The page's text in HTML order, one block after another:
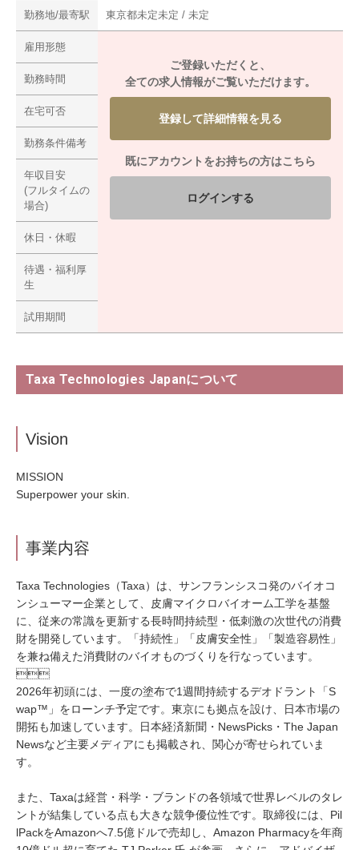
勤務地/最寄駅 東京都未定未定 / 未定
雇用形態
勤務時間
在宅可否
勤務条件備考
年収目安
(フルタイムの
場合)
休日・休暇
待遇・福利厚
生
試用期間
ご登録いただくと、
全ての求人情報がご覧いただけます。
登録して詳細情報を見る
既にアカウントをお持ちの方はこちら
ログインする
Taxa Technologies Japanについて
Vision
MISSION
Superpower your skin.
事業内容
Taxa Technologies（Taxa）は、サンフランシスコ発のバイオコ
ンシューマー企業として、皮膚マイクロバイオーム工学を基盤
に、従来の常識を更新する長時間持続型・低刺激の次世代の消費
財を開発しています。「持続性」「皮膚安全性」「製造容易性」
を兼ね備えた消費財のバイオものづくりを行なっています。

2026年初頭には、一度の塗布で1週間持続するデオドラント「S
wap™」をローンチ予定です。東京にも拠点を設け、日本市場の
開拓も加速しています。日本経済新聞・NewsPicks・The Japan
Newsなど主要メディアにも掲載され、関心が寄せられていま
す。
また、Taxaは経営・科学・ブランドの各領域で世界レベルのタレ
ントが結集している点も大きな競争優位性です。取締役には、Pil
lPackをAmazonへ7.5億ドルで売却し、Amazon Pharmacyを年商